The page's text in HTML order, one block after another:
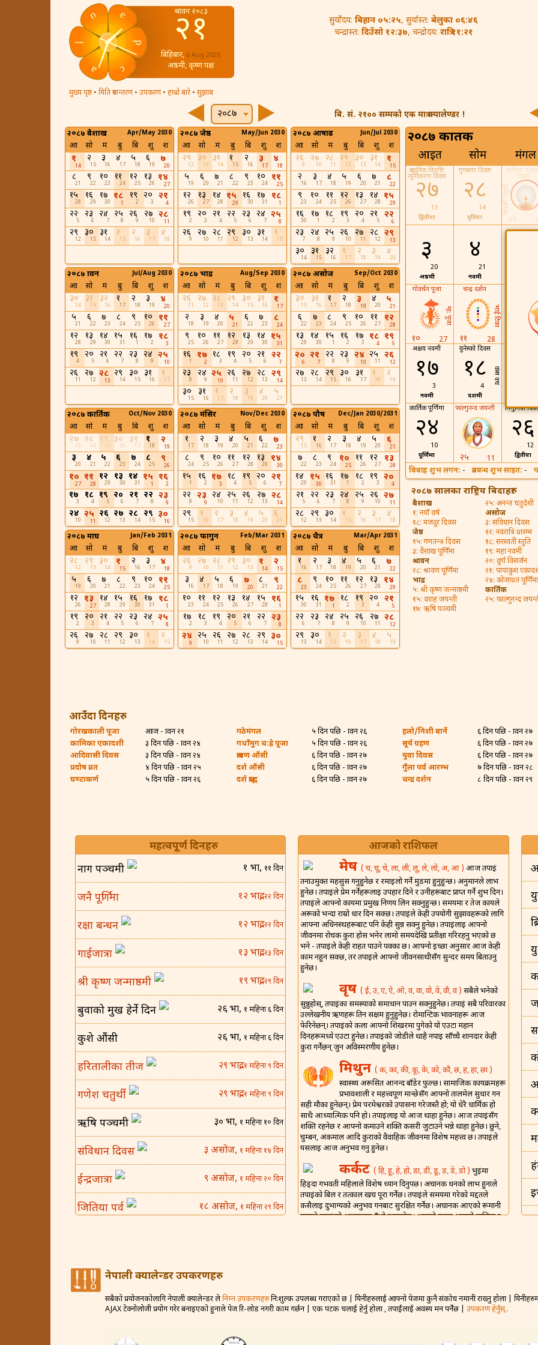
श्रावन २०८३
२१
बिहिबार, 6 Aug 2026
अष्ठमी, कृष्ण पक्ष
सुर्योदय: बिहान ०५:२५, सुर्यास्त: बेलुका ०६:४६
चन्द्रास्त: दिउँसो १२:३७, चन्द्रोदय: रात्रि ११:२१
बि. सं. २१०० सम्मको एक मात्र क्यालेण्डर !
मुख्य पृष्ठ • मिति रुपान्तरण• उपकरण• हाम्रो बारे •सुझाब
२०८७
२०८७ बैशाख Apr/May 2030
आ सो मं बु बि शु श
१
14
२
15
३
16
४
17
५
18
६
19
७
20
८
21
९
22
१०
23
११
24
१२
25
१३
26
१४
27
१५
28
१६
29
१७
30
१८
1
१९
2
२०
3
२१
4
२२
5
२३
6
२४
7
२५
8
२६
9
२७
10
२८
11
२९
12
३०
13
३१
14
१
15
२
16
३
17
४
18
२०८७ जेष्ठ May/Jun 2030
आ सो मं बु बि शु श
२९
12
३०
13
३१
14
१
15
२
16
३
17
४
18
५
19
६
20
७
21
८
22
९
23
१०
24
११
25
१२
26
१३
27
१४
28
१५
29
१६
30
१७
31
१८
1
१९
2
२०
3
२१
4
२२
5
२३
6
२४
7
२५
8
२६
9
२७
10
२८
11
२९
12
३०
13
३१
14
१
15
२०८७ आषाढ Jun/Jul 2030
आ सो मं बु बि शु श
२६
9
२७
10
२८
11
२९
12
३०
13
३१
14
१
15
२
16
३
17
४
18
५
19
६
20
७
21
८
22
९
23
१०
24
११
25
१२
26
१३
27
१४
28
१५
29
१६
30
१७
1
१८
2
१९
3
२०
4
२१
5
२२
6
२३
7
२४
8
२५
9
२६
10
२७
11
२८
12
२९
13
३०
14
३१
15
३२
16
१
17
२
18
३
19
४
20
२०८७ श्रावन Jul/Aug 2030
आ सो मं बु बि शु श
३०
14
३१
15
३२
16
१
17
२
18
३
19
४
20
५
21
६
22
७
23
८
24
९
25
१०
26
११
27
१२
28
१३
29
१४
30
१५
31
१६
1
१७
2
१८
3
१९
4
२०
5
२१
6
२२
7
२३
8
२४
9
२५
10
२६
11
२७
12
२८
13
२९
14
३०
15
३१
16
१
17
२०८७ भाद्र Aug/Sep 2030
आ सो मं बु बि शु श
२६
11
२७
12
२८
13
२९
14
३०
15
३१
16
१
17
२
18
३
19
४
20
५
21
६
22
७
23
८
24
९
25
१०
26
११
27
१२
28
१३
29
१४
30
१५
31
१६
1
१७
2
१८
3
१९
4
२०
5
२१
6
२२
7
२३
8
२४
9
२५
10
२६
11
२७
12
२८
13
२९
14
३०
15
३१
16
१
17
२
18
३
19
४
20
५
21
२०८७ असोज Sep/Oct 2030
आ सो मं बु बि शु श
३०
15
३१
16
१
17
२
18
३
19
४
20
५
21
६
22
७
23
८
24
९
25
१०
26
११
27
१२
28
१३
29
१४
30
१५
1
१६
2
१७
3
१८
4
१९
5
२०
6
२१
7
२२
8
२३
9
२४
10
२५
11
२६
12
२७
13
२८
14
२९
15
३०
16
३१
17
१
18
२
19
२०८७ कार्तिक Oct/Nov 2030
आ सो मं बु बि शु श
२७
13
२८
14
३०
16
३१
17
१
18
२
19
३
20
४
21
५
22
६
23
७
24
८
25
९
26
१०
27
११
28
१२
29
१३
30
१४
31
१५
1
१६
2
१७
3
१८
4
१९
5
२०
6
२१
7
२२
8
२३
9
२४
10
२५
11
२६
12
२७
13
२८
14
२९
15
३०
16
२०८७ मंसिर Nov/Dec 2030
आ सो मं बु बि शु श
१
17
२
18
३
19
४
20
५
21
६
22
७
23
८
24
९
25
१०
26
११
27
१२
28
१३
29
१४
30
१५
1
१६
2
१७
3
१८
4
१९
5
२०
6
२१
7
२२
8
२३
9
२४
10
२५
11
२६
12
२७
13
२८
14
२९
15
१
16
२
17
३
18
४
19
५
20
६
21
२०८७ पौष Dec/Jan 2030/2031
आ सो मं बु बि शु श
२९
15
१
16
२
17
३
18
४
19
५
20
६
21
७
22
८
23
९
24
१०
25
११
26
१२
27
१३
28
१४
29
१५
30
१६
31
१७
1
१८
2
१९
3
२०
4
२१
5
२२
6
२३
7
२४
8
२५
9
२६
10
२७
11
२८
12
२९
13
३०
14
१
15
२
16
३
17
४
18
२०८७ माघ Jan/Feb 2031
आ सो मं बु बि शु श
२८
12
२९
13
३०
14
१
15
२
16
३
17
४
18
५
19
६
20
७
21
८
22
९
23
१०
24
११
25
१२
26
१३
27
१४
28
१५
29
१६
30
१७
31
१८
1
१९
2
२०
3
२१
4
२२
5
२३
6
२४
7
२५
8
२६
9
२७
10
२८
11
२९
12
३०
13
१
14
२
15
२०८७ फागुन Feb/Mar 2031
आ सो मं बु बि शु श
२६
9
२७
10
२८
11
२९
12
३०
13
१
14
२
15
३
16
४
17
५
18
६
19
७
20
८
21
९
22
१०
23
११
24
१२
25
१३
26
१४
27
१५
28
१६
1
१७
2
१८
3
१९
4
२०
5
२१
6
२२
7
२३
8
२४
9
२५
10
२६
11
२७
12
२८
13
२९
14
३०
15
२०८७ चैत्र Mar/Apr 2031
आ सो मं बु बि शु श
१
16
२
17
३
18
४
19
५
20
६
21
७
22
८
23
९
24
१०
25
११
26
१२
27
१३
28
१४
29
१५
30
१६
31
१७
1
१८
2
१९
3
२०
4
२१
5
२२
6
२३
7
२४
8
२५
9
२६
10
२७
11
२८
12
२९
13
३०
14
१
15
२
16
३
17
४
18
५
19
२०८७ कार्तिक
आइत सोम मंगल
प्राकृतिक विपत्ति
न्यूनीकरण दिवस
२७
13
द्वितीया
गुणस्तर दिवस
२८
14
तृतिया
ग्रामिण
दिवस
संकष्टी चतुर्थी
२९
३
20
अष्ठमी
४
21
नवमी
गोवर्धन पूजा
म्ह: पूजा
१० 27
चन्द्र दर्शन
भाई टिका
११ 28
१२
29
अक्षय नवमी
१७
3
नवमी
युनेस्को दिवस
कंस वध
१८
4
दशमी
कार्तिक पूर्णिमा
२४
10
पूर्णिमा
फाल्गुनन्द जयन्ती
२५ 11
निमुनिया
२६
12
द्वितीया
बिबाह शुभ लगन: - ब्रतबन्ध शुभ साइत: -
२०८७ सालका राष्ट्रिय बिदाहरु:
बैशाख
१: नयाँ वर्ष
१८: मजदुर दिवस
जेष्ठ
१५: गणतन्त्र दिवस
३: वैशाख पूर्णिमा
श्रावन
२८: श्रावण पूर्णिमा
भाद्र
५: श्री कृष्ण जन्माष्ठमी
१५: वराह जयन्ती
१७: ऋषि पञ्चमी
२५: अनन्त चतुर्दशी
असोज
३: संविधान दिवस
१२: नवरात्रि प्रारम्भ
१८: सरस्वती स्तुति
१९: महा नवमी
२०: दुर्गा विसर्जन
२१: पापांकुश
२४: कोजाग्रत पूर्णिमा
कार्तिक
२५: फाल्गुनन्द
आउँदा दिनहरु
गोरखकाली पूजा
आज - श्रावन २१
कामिका एकादशी
३ दिन पछि - श्रावन २४
आदिवासी दिवस
३ दिन पछि - श्रावन २४
प्रदोष व्रत
४ दिन पछि - श्रावन २५
घण्टाकर्ण
५ दिन पछि - श्रावन २६
गठेमंगल
५ दिन पछि - श्रावन २६
गथाँमुग च:ह्रे पूजा
५ दिन पछि - श्रावन २६
श्रावण औंसी
६ दिन पछि - श्रावन २७
दर्श औंसी
६ दिन पछि - श्रावन २७
दर्श श्राद्ध
६ दिन पछि - श्रावन २७
हलो/निशी बार्ने
६ दिन पछि - श्रावन २७
सूर्य ग्रहण
६ दिन पछि - श्रावन २७
युवा दिवस
६ दिन पछि - श्रावन २७
गुँला पर्व आरम्भ
७ दिन पछि - श्रावन २८
चन्द्र दर्शन
८ दिन पछि - श्रावन २९
आजको राशिफल
मेष( च, चू, चे, ला, ली, लू, ले, लो, अ, आ )आज तपाईं
तनाउमुक्त महसुस गर्नुहुनेछ र रमाइलो गर्ने मुडमा हुनुहुन्छ। अनुमानले लाभ
हुनेछ। तपाईंले प्रेम गर्नेहरूलाई उपहार दिने र उनीहरूबाट प्राप्त गर्ने शुभ दिन।
तपाईंले आफ्नो कार्यमा प्रमुख निर्णय लिन सक्नुहुन्छ। समयमा र तेज कार्यले
अरूको भन्दा राम्रो धार दिन सक्छ। तपाईंले केही उपयोगी सुझावहरूको लागि
आफ्ना अधिनस्थहरूबाट पनि केही सुन्न सक्नु हुनेछ। तपाईंलाई आफ्नो
जीवनमा रोचक कुरा होस भनेर लामो समयदेखि प्रतीक्षा गरिरहनु भएको छ
भने - तपाईंले केही राहत पाउने पक्का छ। आफ्नो इच्छा अनुसार आज केही
काम नहुन सक्छ, तर तपाईंले आफ्नो जीवनसाथीसँग सुन्दर समय बिताउनु
हुनेछ।
वृष( ई, उ, ए, ऐ, ओ, व, वा, वो, वे, वौ, वं )सबैले भनेको
सुन्नुहोस्, तपाईंका समस्याको समाधान पाउन सक्नुहुनेछ। तपाईं सबै परिवारका
उल्लेखनीय ऋणहरू तिर्न सक्षम हुनुहुनेछ। रोमान्टिक भावनाहरू आज
फेरिनेछन्। तपाईंको कला आफ्नो शिखरमा पुगेको यो एउटा महान
दिनहरूमध्ये एउटा हुनेछ। तपाईंको जोडीले थाहै नपाई साँच्चै शानदार केही
कुरा गर्नेछन् जुन अविस्मरणीय हुनेछ।
मिथुन( क, का, की, कू, के, को, कौ, छ, ह, हा, छा )
स्वास्थ्य अरूसित आनन्द बाँडेर फुल्छ। सामाजिक कार्यक्रमहरू
प्रभावशाली र महत्त्वपूर्ण मान्छेसँग आफ्नो तालमेल सुधार गर्न
सही मौका हुनेछन्। प्रेम परमेश्वरको उपासना गरेजस्तै हो; यो धेरै धार्मिक हो
साथै आध्यात्मिक पनि हो। तपाईंलाई यो आज थाहा हुनेछ। आज तपाईंसँग
शक्ति रहनेछ र आफ्नो कमाउने शक्ति कसरी जुटाउने भन्ने थाहा हुनेछ। छुने,
चुम्बन, अंकमाल आदि कुराको वैवाहिक जीवनमा विशेष महत्त्व छ। तपाईंले
यसलाई आज अनुभव गर्नु हुनेछ।
कर्कट( हि, हू, हे, हो, डा, डी, डू, ड़, डे, डो )भुईंमा
हिड्दा गर्भवती महिलाले विशेष ध्यान दिनुपर्छ। अचानक धनको लाभ हुनाले
तपाईंको बिल र तत्काल खर्च पूरा गर्नेछ। तपाईंले समयमा गरेको मद्दतले
कसैलाई दुर्भाग्यको अनुभव गर्नबाट सुरक्षित गर्नेछ। अचानक आएको रूमानी
हावाले तपाईंको आत्मालाई उँभो उठाउनेछ। आफ्नो घरमा आफ्नो मालिक र
आनन्दको लागि प्रोत्साहन दिनेछ। नयाँ प्रेम जडान गठन गर्ने सम्भावना बलियो
हुनेछ तर व्यक्तिगत र गोप्य जानकारी प्रकट नगर्नुहोस्। आज तपाईंले प्राप्त
महत्वपूर्ण दिनहरु
नाग पञ्चमी १ भाद्र, ११ दिन
जनै पूर्णिमा १२ भाद्र,२२ दिन
रक्षा बन्धन १२ भाद्र,२२ दिन
गाईजात्रा १३ भाद्र,२३ दिन
श्री कृष्ण जन्माष्ठमी १९ भाद्र,२९ दिन
बुवाको मुख हेर्ने दिन २६ भाद्र, १ महिना ६ दिन
कुशे औंसी २६ भाद्र, १ महिना ६ दिन
हरितालीका तीज २९ भाद्र,१ महिना ९ दिन
गणेश चतुर्थी २९ भाद्र,१ महिना ९ दिन
ऋषि पञ्चमी ३० भाद्र, १ महिना १० दिन
संविधान दिवस ३ असोज, १ महिना १४ दिन
ईन्द्रजात्रा ९ असोज, १ महिना २० दिन
जितिया पर्व १८ असोज, १ महिना २९ दिन
बिजया दशमी
कोजाग्रत व्रत ८ कार्तिक, २ महिना २० दिन
नेपाली क्यालेन्डर उपकरणहरु
सबैको प्रयोजनकोलागि नेपाली क्यालेन्डर लेनिम्न उपकरणहरुनि:शुल्क उपलब्ध गराएको छ | यिनीहरुलाई आफ्नो पेजमा कुनै संकोच नमानी राख्नु होला |
AJAX टेक्नोलोजी प्रयोग गरेर बनाइएको हुनाले पेज रि-लोड नगरी काम गर्छन | एक पटक चलाई हेर्नु होला , तपाईंलाई अवस्य मन पर्नेछ | उपकरण हेर्नुस्..